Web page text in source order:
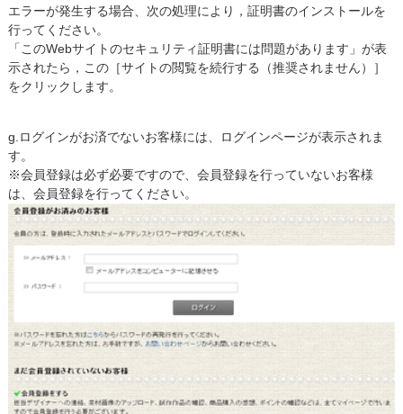
エラーが発生する場合、次の処理により，証明書のインストールを
行ってください。
「このWebサイトのセキュリティ証明書には問題があります」が表
示されたら，この［サイトの閲覧を続行する（推奨されません）］
をクリックします。
g.ログインがお済でないお客様には、ログインページが表示されま
す。
※会員登録は必ず必要ですので、会員登録を行っていないお客様
は、会員登録を行ってください。